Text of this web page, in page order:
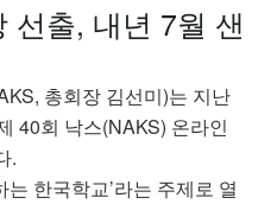
선출, 내년 7월 샌
총회장 김선미)는 지난
40회 낙스(NAKS) 온라인
.
한국학교’라는 주제로 열